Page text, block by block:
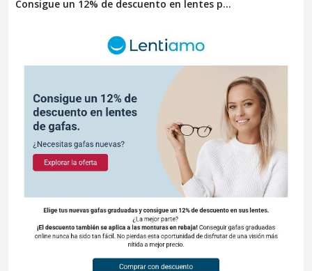
Consigue un 12% de descuento en lentes p...